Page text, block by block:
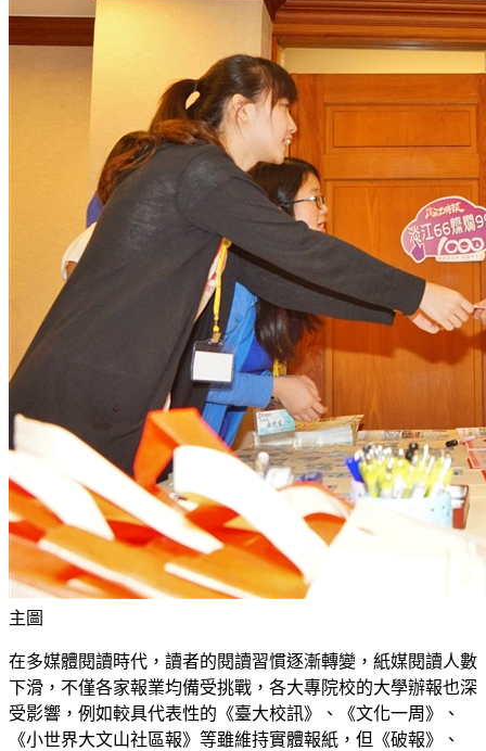
主圖
在多媒體閱讀時代，讀者的閱讀習慣逐漸轉變，紙媒閱讀人數
下滑，不僅各家報業均備受挑戰，各大專院校的大學辦報也深
受影響，例如較具代表性的《臺大校訊》、《文化一周》、
《小世界大文山社區報》等雖維持實體報紙，但《破報》、